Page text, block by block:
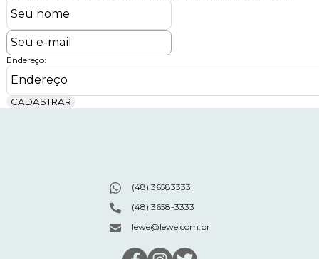
Endereço:
CADASTRAR
(48) 36583333
(48) 3658-3333
lewe@lewe.com.br